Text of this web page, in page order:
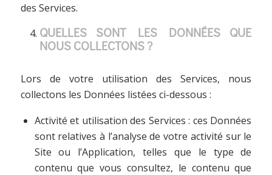
des Services.
QUELLES SONT LES DONNÉES QUE
NOUS COLLECTONS ?
Lors de votre utilisation des Services, nous
collectons les Données listées ci-dessous :
Activité et utilisation des Services : ces Données
sont relatives à l’analyse de votre activité sur le
Site ou l’Application, telles que le type de
contenu que vous consultez, le contenu que